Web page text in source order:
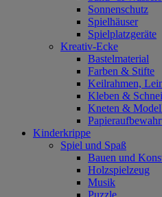
Sonnenschutz
Spielhäuser
Spielplatzgeräte
Kreativ-Ecke
Bastelmaterial
Farben & Stifte
Keilrahmen,
Kleben &
Kneten &
Kinderkrippe
Spiel und Spaß
Bauen und
Holzspielzeug
Musik